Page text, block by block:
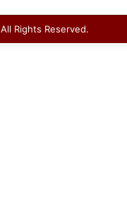
All Rights Reserved.